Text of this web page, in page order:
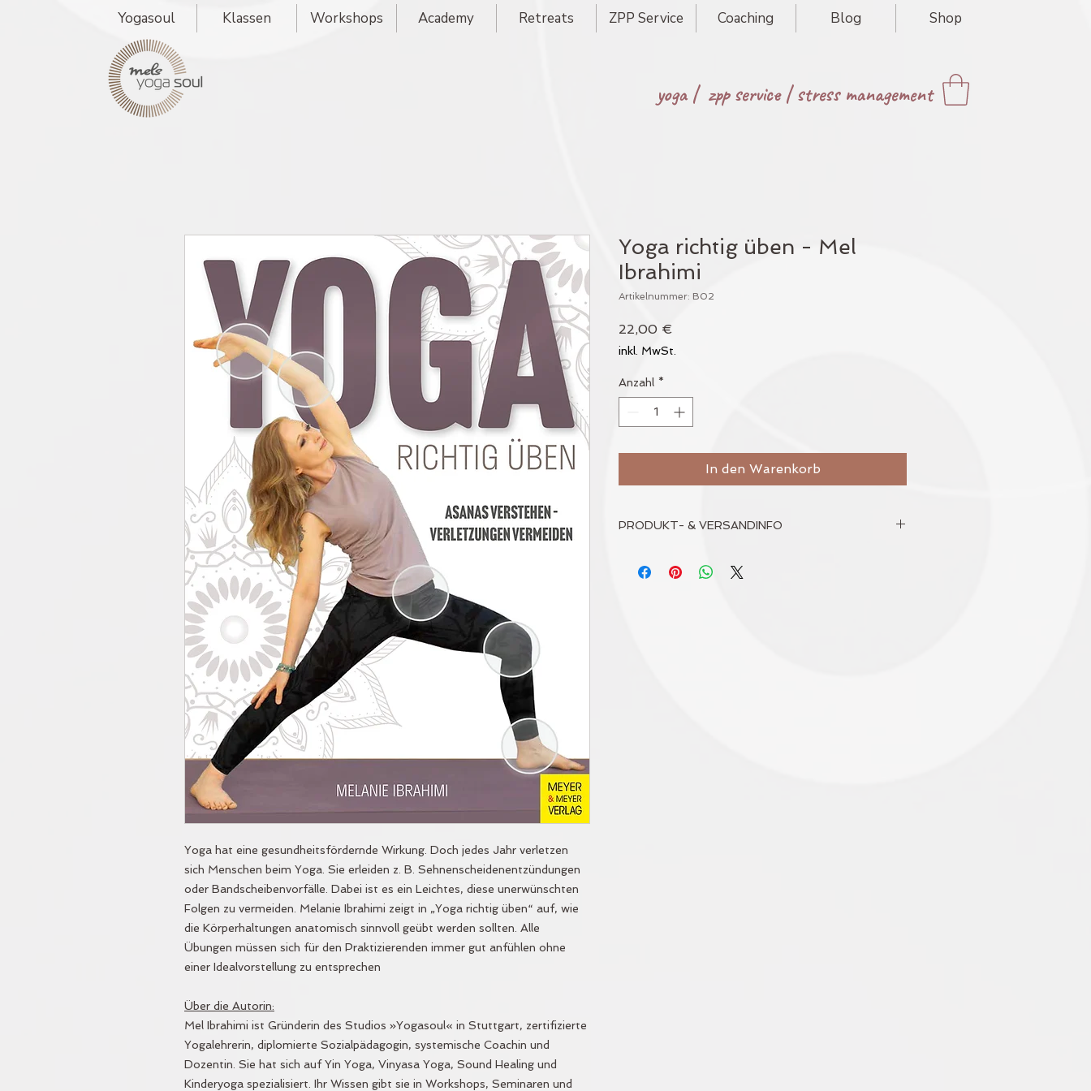
Yogasoul Klassen Workshops Academy Retreats ZPP Service Coaching Blog Shop
yoga | zpp service|stress management
Yoga hat eine gesundheitsfördernde Wirkung. Doch jedes Jahr verletzen
sich Menschen beim Yoga. Sie erleiden z. B. Sehnenscheidenentzündungen
oder Bandscheibenvorfälle. Dabei ist es ein Leichtes, diese unerwünschten
Folgen zu vermeiden. Melanie Ibrahimi zeigt in „Yoga richtig üben“ auf, wie
die Körperhaltungen anatomisch sinnvoll geübt werden sollten. Alle
Übungen müssen sich für den Praktizierenden immer gut anfühlen ohne
einer Idealvorstellung zu entsprechen
Über die Autorin:
Mel Ibrahimi ist Gründerin des Studios »Yogasoul« in Stuttgart, zertifizierte
Yogalehrerin, diplomierte Sozialpädagogin, systemische Coachin und
Dozentin. Sie hat sich auf Yin Yoga, Vinyasa Yoga, Sound Healing und
Kinderyoga spezialisiert. Ihr Wissen gibt sie in Workshops, Seminaren und
Yoga richtig üben - Mel
Ibrahimi
Artikelnummer: B02
22,00 €
inkl. MwSt.
Anzahl *
In den Warenkorb
PRODUKT- & VERSANDINFO
Die Versandkosten berechnen sich nach Gewicht